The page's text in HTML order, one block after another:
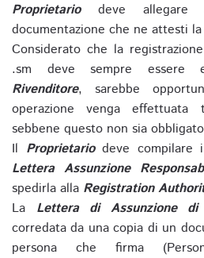
Proprietariodeve allegare
documentazione che ne attesti
Considerato che la
.sm deve sempre essere
Rivenditore, sarebbe
operazione venga
sebbene questo non sia
Il Proprietariodeve compilare
Lettera Assunzione
spedirla alla Registration
La Lettera di Assunzione di
corredata da una copia di un
persona che firma